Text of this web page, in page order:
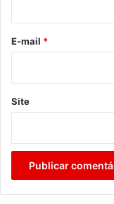
*
E-mail *
Site